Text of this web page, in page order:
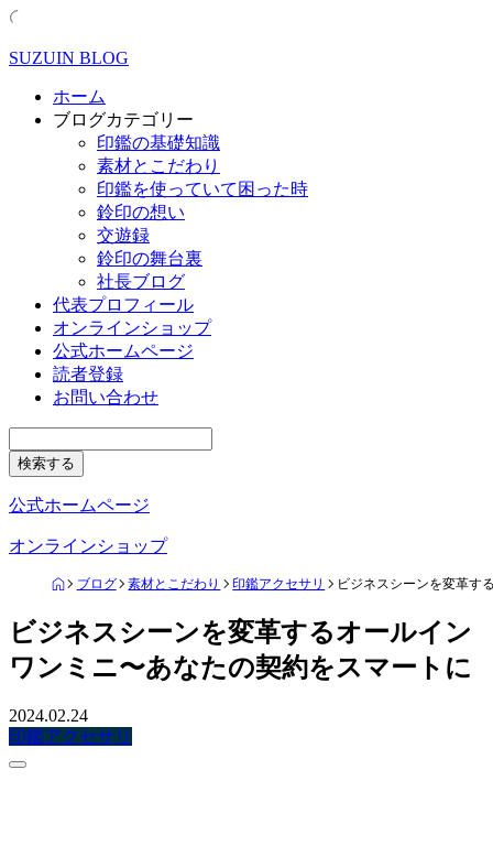
SUZUIN BLOG
ホーム
ブログカテゴリー
印鑑の基礎知識
素材とこだわり
印鑑を使っていて困った時
鈴印の想い
交遊録
鈴印の舞台裏
社長ブログ
代表プロフィール
オンラインショップ
公式ホームページ
読者登録
お問い合わせ
公式ホームページ
オンラインショップ
ブログ 素材とこだわり 印鑑アクセサリ ビジネスシーンを変革す
ビジネスシーンを変革するオールイン
ワンミニ〜あなたの契約をスマートに
2024.02.24
印鑑アクセサリ